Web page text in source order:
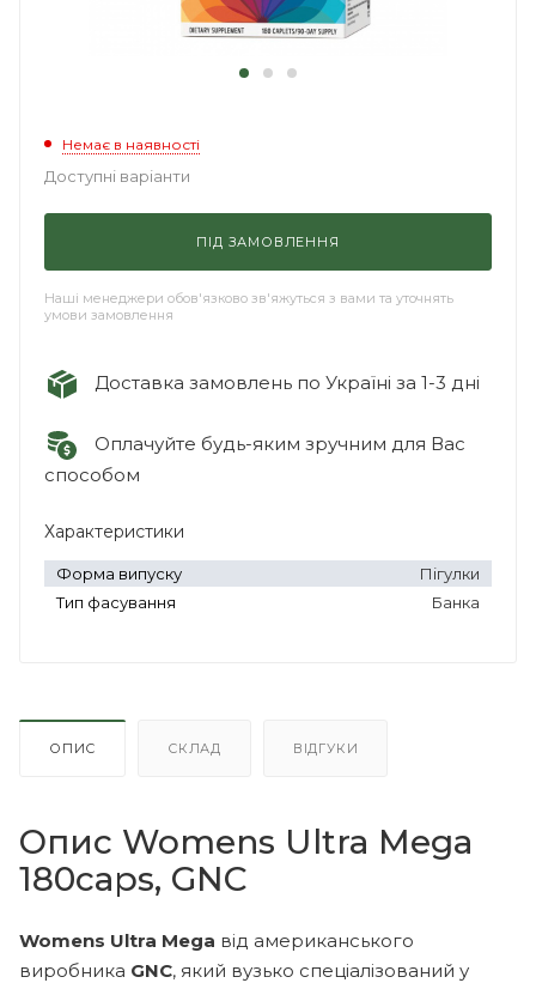
Немає в наявності
Доступні варіанти
ПІД ЗАМОВЛЕННЯ
Наші менеджери обов'язково зв'яжуться з вами та уточнять
умови замовлення
Доставка замовлень по Україні за 1-3 дні
Оплачуйте будь-яким зручним для Вас
способом
Характеристики
Форма випуску
Пігулки
Тип фасування
Банка
ОПИС СКЛАД ВІДГУКИ
Опис Womens Ultra Mega
180caps, GNC
Womens Ultra Mega від американського
виробника GNC, який вузько спеціалізований у